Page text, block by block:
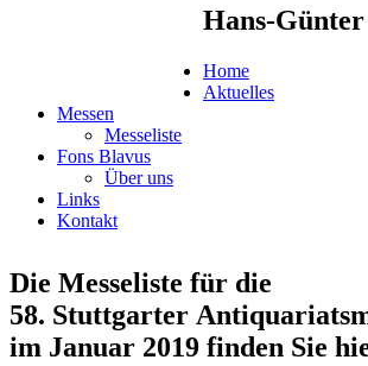
Hans-
Home
Aktuelles
Messen
Messeliste
Fons Blavus
Über uns
Links
Kontakt
Die Messeliste für die
58. Stuttgarter
im Januar 2019 finden Sie